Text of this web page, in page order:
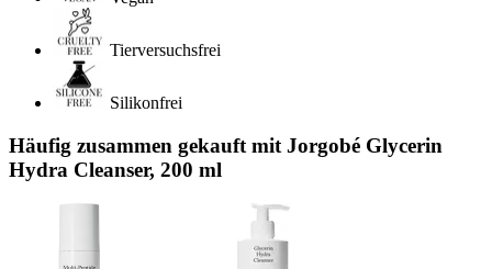
Tierversuchsfrei
Silikonfrei
Häufig zusammen gekauft mit Jorgobé Glycerin
Hydra Cleanser, 200 ml